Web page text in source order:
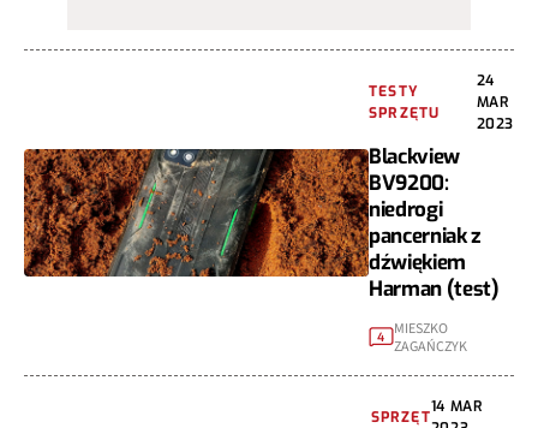
TESTY
SPRZĘTU
24
MAR
2023
Blackview
BV9200:
niedrogi
pancerniak z
dźwiękiem
Harman (test)
4 MIESZKO
ZAGAŃCZYK
SPRZĘT
14 MAR